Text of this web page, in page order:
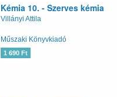
Kémia 10. - Szerves kémia
Villányi Attila
Műszaki Könyvkiadó
1 690 Ft